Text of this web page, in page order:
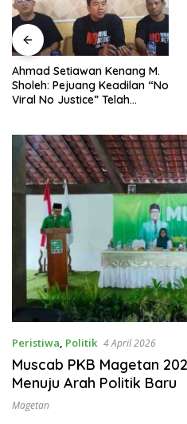
Lewat Program Desa
BRILiaN, BRI Magetan Dorong
Desa Wates Berprestasi
Peristiwa, Politik 4 April 2026
Muscab PKB Magetan
Menuju Arah Politik Baru
Magetan